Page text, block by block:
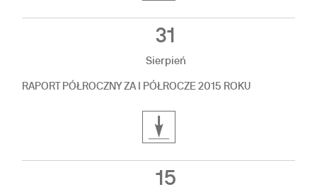
31
Sierpień
RAPORT PÓŁROCZNY ZA I PÓŁROCZE 2015 ROKU
15